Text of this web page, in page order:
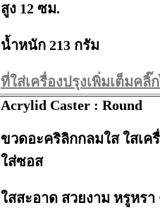
สูง 12 ซม.
น้ำหนัก 213 กรัม
ที่ใส่เครื่องปรุงเพิ่มเต็มคลิ๊
Acrylid Caster : Round
ขวดอะคริลิกกลมใส ใสเค
ใส่ซอส
ใสสะอาด สวยงาม หรูหรา